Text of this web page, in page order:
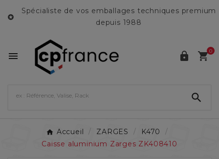

Spécialiste de vos emballages techniques premium
depuis 1988
  0

Accueil ZARGES
K470
Caisse aluminium Zarges ZK408410